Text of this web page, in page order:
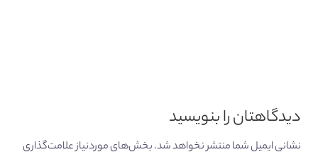
دیدگاهتان را بنویسید
نشانی ایمیل شما منتشر نخواهد شد.بخش‌های موردنیاز علامت‌گذاری